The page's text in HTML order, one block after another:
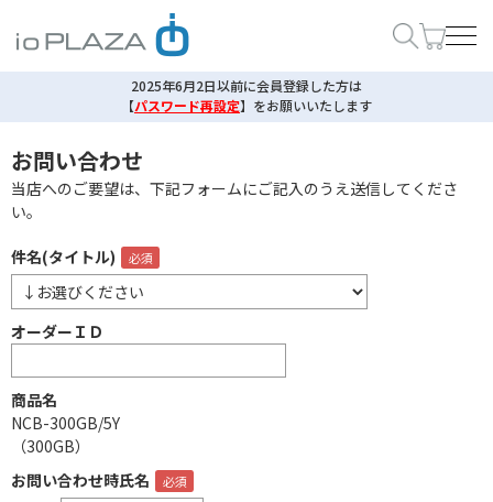
2025年6月2日以前に会員登録した方は
【パスワード再設定】 をお願いいたします
お問い合わせ
当店へのご要望は、下記フォームにご記入のうえ送信してくださ
い。
件名(タイトル)
オーダーＩＤ
商品名
NCB-300GB/5Y
（300GB）
お問い合わせ時氏名